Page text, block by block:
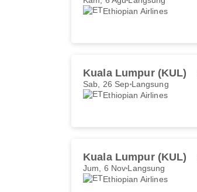
Ethiopian Airlines
Kuala Lumpur (KUL)
Sab, 26 Sep Langsung
Ethiopian Airlines
Kuala Lumpur (KUL)
Jum, 6 Nov Langsung
Ethiopian Airlines